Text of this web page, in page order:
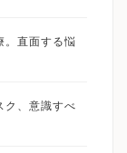
。直面する悩
ク、意識すべ